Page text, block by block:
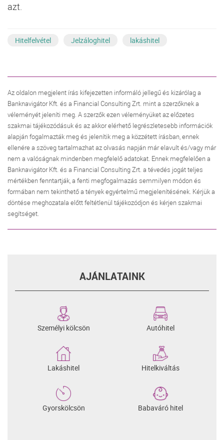
azt.
Hitelfelvétel Jelzáloghitel lakáshitel
Az oldalon megjelent írás kifejezetten informáló jellegű és kizárólag a
Banknavigátor Kft. és a Financial Consulting Zrt. mint a szerzőknek a
véleményét jeleníti meg. A szerzők ezen véleményüket az előzetes
szakmai tájékozódásuk és az akkor elérhető legrészletesebb információk
alapján fogalmazták meg és jelenítik meg a közzétett írásban, ennek
ellenére a szöveg tartalmazhat az olvasás napján már elavult és/vagy már
nem a valóságnak mindenben megfelelő adatokat. Ennek megfelelően a
Banknavigátor Kft. és a Financial Consulting Zrt. a tévedés jogát teljes
mértékben fenntartják, a fenti megfogalmazás semmilyen módon és
formában nem tekinthető a tények egyértelmű megjelenítésének. Kérjük a
döntése meghozatala előtt feltétlenül tájékozódjon és kérjen szakmai
segítséget.
AJÁNLATAINK
Személyi kölcsön Autóhitel
Lakáshitel Hitelkiváltás
Gyorskölcsön Babaváró hitel